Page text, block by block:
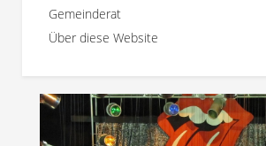
Gemeinderat
Über diese Website